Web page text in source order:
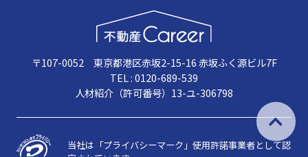
〒107-0052 東京都港区赤坂2-15-16 赤坂ふく源ビル7F
TEL : 0120-689-539
人材紹介（許可番号）13-ユ-306798
当社は「プライバシーマーク」使用許諾事業者として認